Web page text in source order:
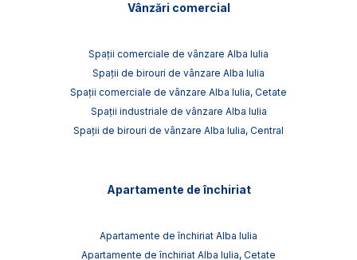
Vânzări comercial
Spații comerciale de vânzare Alba Iulia
Spații de birouri de vânzare Alba Iulia
Spații comerciale de vânzare Alba Iulia, Cetate
Spații industriale de vânzare Alba Iulia
Spații de birouri de vânzare Alba Iulia, Central
Apartamente de închiriat
Apartamente de închiriat Alba Iulia
Apartamente de închiriat Alba Iulia, Cetate